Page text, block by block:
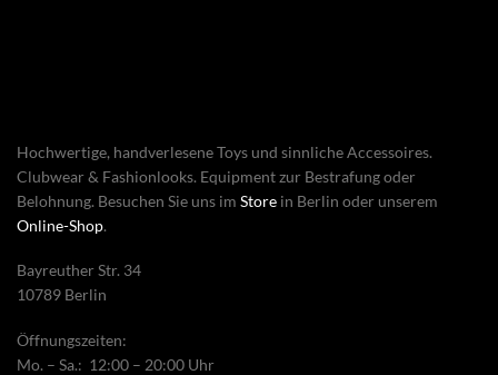
Hochwertige, handverlesene Toys und sinnliche Accessoires.
Clubwear & Fashionlooks. Equipment zur Bestrafung oder
Belohnung. Besuchen Sie uns im Store in Berlin oder unserem
Online-Shop.
Bayreuther Str. 34
10789 Berlin
Öffnungszeiten:
Mo. – Sa.: 12:00 – 20:00 Uhr